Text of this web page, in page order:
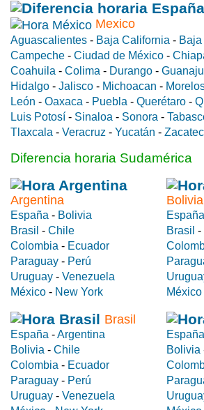
Mexico
Aguascalientes - Baja California -
Campeche - Ciudad de México -
Coahuila - Colima - Durango -
Hidalgo - Jalisco - Michoacan -
León - Oaxaca - Puebla - Querétaro -
Luis Potosí - Sinaloa - Sonora -
Tlaxcala - Veracruz - Yucatán -
Diferencia horaria Sudamérica
Argentina
España - Bolivia
Brasil - Chile
Colombia - Ecuador
Paraguay - Perú
Uruguay - Venezuela
México - New York
Bolivia
España
Brasil -
México
Brasil
España -Argentina
Bolivia - Chile
Colombia - Ecuador
Paraguay - Perú
Uruguay - Venezuela
España
Bolivia